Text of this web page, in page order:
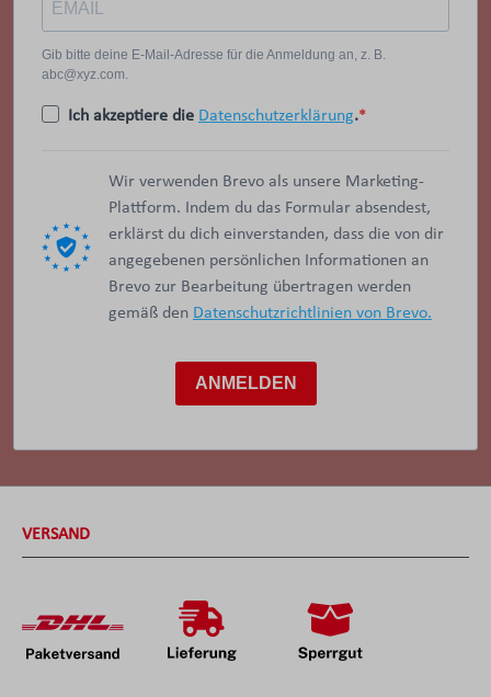
Gib bitte deine E-Mail-Adresse für die Anmeldung an, z. B.
abc@xyz.com.
Ich akzeptiere die Datenschutzerklärung.
Wir verwenden Brevo als unsere Marketing-
Plattform. Indem du das Formular absendest,
erklärst du dich einverstanden, dass die von dir
angegebenen persönlichen Informationen an
Brevo zur Bearbeitung übertragen werden
gemäß den Datenschutzrichtlinien von Brevo.
ANMELDEN
VERSAND